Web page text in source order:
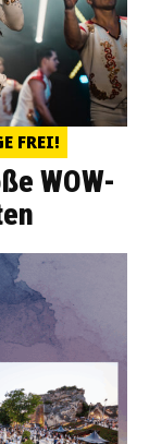
FREI!
WOW-